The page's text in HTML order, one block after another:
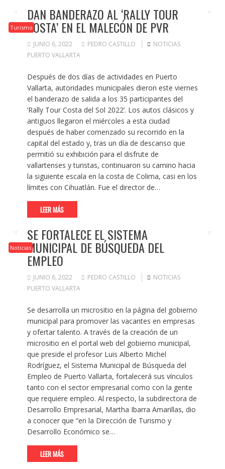
Turismo
DAN BANDERAZO AL ‘RALLY TOUR
COSTA’ EN EL MALECÓN DE PVR
JUNIO 6, 2022 PEDRO CASTILLO
NOTICIAS
PUERTO VALLARTA
Después de dos días de actividades en Puerto
Vallarta, autoridades municipales dieron este viernes
el banderazo de salida a los 35 participantes del
‘Rally Tour Costa del Sol 2022’. Los autos clásicos y
antiguos llegaron el miércoles a esta ciudad
después de haber comenzado su recorrido en la
capital del estado y, tras un día de descanso que
permitió su exhibición para el disfrute de
vallartenses y turistas, continuaron su camino hacia
la siguiente escala en la costa de Colima, casi en los
límites con Cihuatlán. Fue el director de…
LEER MÁS
Noticias
SE FORTALECE EL SISTEMA
MUNICIPAL DE BÚSQUEDA DEL
EMPLEO
JUNIO 6, 2022 PEDRO CASTILLO
NOTICIAS
PUERTO VALLARTA
Se desarrolla un micrositio en la página del gobierno
municipal para promover las vacantes en empresas
y ofertar talento. A través de la creación de un
micrositio en el portal web del gobierno municipal,
que preside el profesor Luis Alberto Michel
Rodríguez, el Sistema Municipal de Búsqueda del
Empleo de Puerto Vallarta, fortalecerá sus vínculos
tanto con el sector empresarial como con la gente
que requiere empleo. Al respecto, la subdirectora de
Desarrollo Empresarial, Martha Ibarra Amarillas, dio
a conocer que “en la Dirección de Turismo y
Desarrollo Económico se…
LEER MÁS